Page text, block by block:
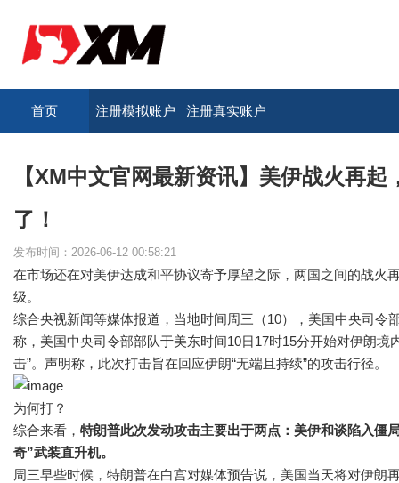
首页 注册模拟账户 注册真实账户
【XM中文官网最新资讯】美伊战火再起
了！
发布时间：2026-06-12 00:58:21
在市场还在对美伊达成和平协议寄予厚望之际，两国之间的战火
级。
综合央视新闻等媒体报道，当地时间周三（10），美国中央司令
称，美国中央司令部部队于美东时间10日17时15分开始对伊朗境
击”。声明称，此次打击旨在回应伊朗“无端且持续”的攻击行径。
为何打？
综合来看， 特朗普此次发动攻击主要出于两点：美伊和谈陷入僵
奇”武装直升机。
周三早些时候，特朗普在白宫对媒体预告说，美国当天将对伊朗